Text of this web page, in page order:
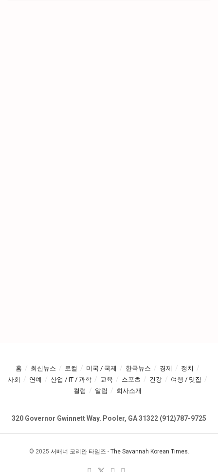
홈 최신뉴스 로컬 미국 / 국제 한국뉴스 경제
정치
사회
연예 산업 / IT / 과학 교육 스포츠 건강
여행 / 맛집
컬럼
알림 회사소개
320 Governor Gwinnett Way. Pooler, GA 31322 (912)787-9725
© 2025 서배너 코리안 타임즈 - The Savannah Korean Times